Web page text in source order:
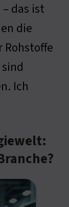
das ist
die
Rohstoffe
Ich